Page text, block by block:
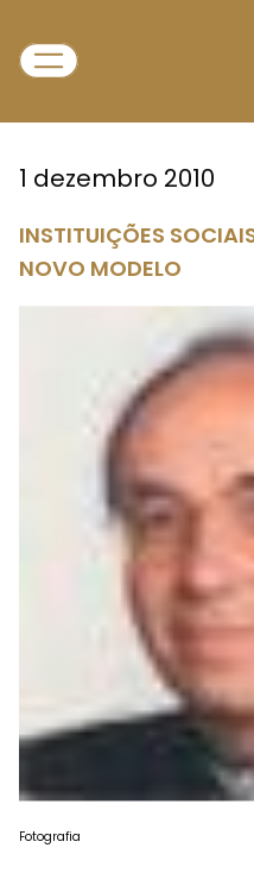
1 dezembro 2010
INSTITUIÇÕES
NOVO MODELO
Fotografia